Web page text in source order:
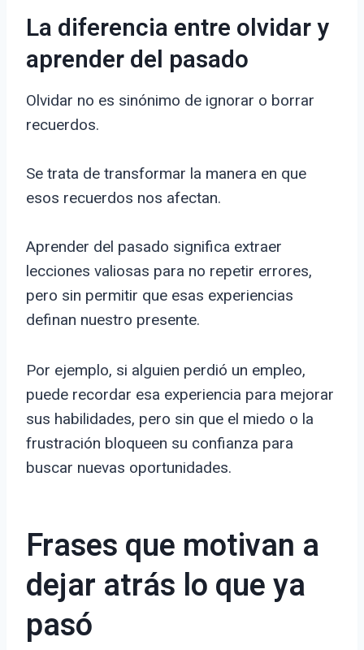
La diferencia entre olvidar y
aprender del pasado
Olvidar no es sinónimo de ignorar o borrar
recuerdos.
Se trata de transformar la manera en que
esos recuerdos nos afectan.
Aprender del pasado significa extraer
lecciones valiosas para no repetir errores,
pero sin permitir que esas experiencias
definan nuestro presente.
Por ejemplo, si alguien perdió un empleo,
puede recordar esa experiencia para mejorar
sus habilidades, pero sin que el miedo o la
frustración bloqueen su confianza para
buscar nuevas oportunidades.
Frases que motivan a
dejar atrás lo que ya
pasó